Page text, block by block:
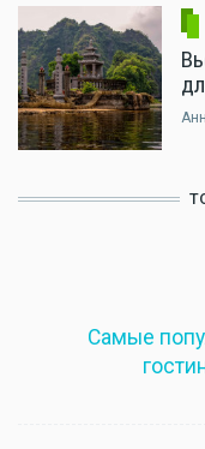
Самые